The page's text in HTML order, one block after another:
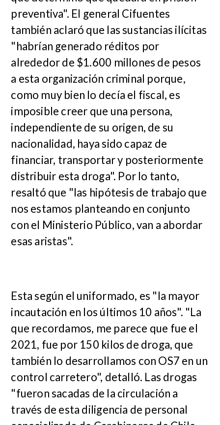
preventiva". El general Cifuentes
también aclaró que las sustancias ilícitas
"habrían generado réditos por
alrededor de $1.600 millones de pesos
a esta organización criminal porque,
como muy bien lo decía el fiscal, es
imposible creer que una persona,
independiente de su origen, de su
nacionalidad, haya sido capaz de
financiar, transportar y posteriormente
distribuir esta droga". Por lo tanto,
resaltó que "las hipótesis de trabajo que
nos estamos planteando en conjunto
con el Ministerio Público, van a abordar
esas aristas".
Esta según el uniformado, es "la mayor
incautación en los últimos 10 años". "La
que recordamos, me parece que fue el
2021, fue por 150 kilos de droga, que
también lo desarrollamos con OS7 en un
control carretero", detalló. Las drogas
"fueron sacadas de la circulación a
través de esta diligencia de personal